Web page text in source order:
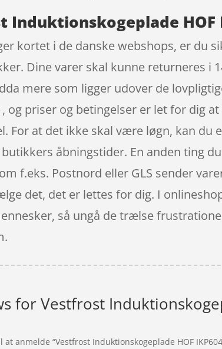
Induktionskogeplade HOF
kortet i de danske webshops, er du
Dine varer skal kunne returneres i
mere som ligger udover de
og priser og betingelser er let for dig
For at det ikke skal være løgn, kan du
åbningstider. En anden ting
f.eks. Postnord eller GLS sender
det, det er lettes for dig. I
så ungå de trælse
forVestfrost
anmelde “Vestfrost Induktionskogeplade HOF